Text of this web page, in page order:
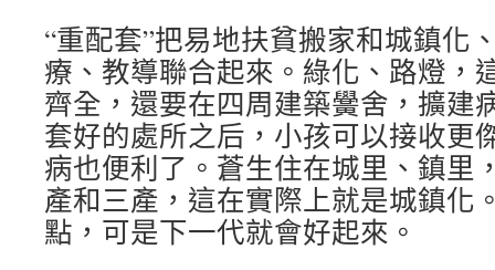
“重配套”把易地扶貧搬家和城鎮化
療、教導聯合起來。綠化、路燈，
齊全，還要在四周建築黌舍，擴建
套好的處所之后，小孩可以接收更
病也便利了。蒼生住在城里、鎮里
產和三產，這在實際上就是城鎮化
點，可是下一代就會好起來。